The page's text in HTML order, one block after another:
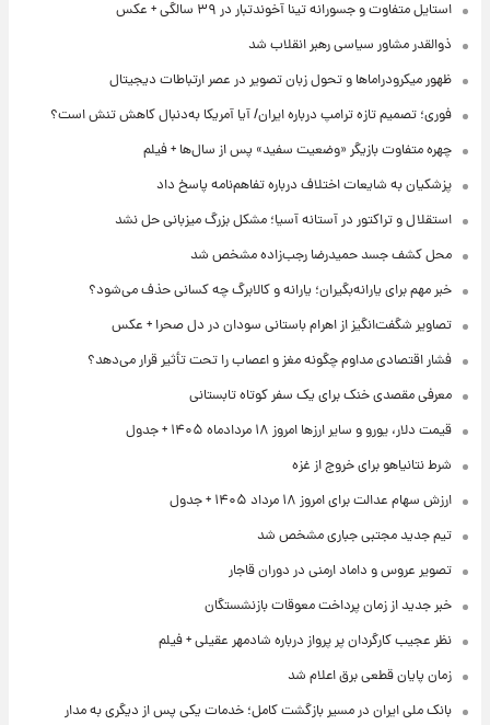
استایل متفاوت و جسورانه تینا آخوندتبار در ۳۹ سالگی + عکس
ذوالقدر مشاور سیاسی رهبر انقلاب شد
ظهور میکرودراماها و تحول زبان تصویر در عصر ارتباطات دیجیتال
فوری؛ تصمیم تازه ترامپ درباره ایران/ آیا آمریکا به‌دنبال کاهش تنش است؟
چهره متفاوت بازیگر «وضعیت سفید» پس از سال‌ها + فیلم
پزشکیان به شایعات اختلاف درباره تفاهم‌نامه پاسخ داد
استقلال و تراکتور در آستانه آسیا؛ مشکل بزرگ میزبانی حل نشد
محل کشف جسد حمیدرضا رجب‌زاده مشخص شد
خبر مهم برای یارانه‌بگیران؛ یارانه و کالابرگ چه کسانی حذف می‌شود؟
تصاویر شگفت‌انگیز از اهرام باستانی سودان در دل صحرا + عکس
فشار اقتصادی مداوم چگونه مغز و اعصاب را تحت تأثیر قرار می‌دهد؟
معرفی مقصدی خنک برای یک سفر کوتاه تابستانی
قیمت دلار، یورو و سایر ارزها امروز ۱۸ مردادماه ۱۴۰۵ + جدول
شرط نتانیاهو برای خروج از غزه
ارزش سهام عدالت برای امروز ۱۸ مرداد ۱۴۰۵ + جدول
تیم جدید مجتبی جباری مشخص شد
تصویر عروس و داماد ارمنی در دوران قاجار
خبر جدید از زمان پرداخت معوقات بازنشستگان
نظر عجیب کارگردان پر پرواز درباره شادمهر عقیلی + فیلم
زمان پایان قطعی برق اعلام شد
بانک ملی ایران در مسیر بازگشت کامل؛ خدمات یکی پس از دیگری به مدار